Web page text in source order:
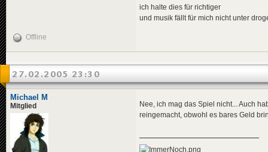
ich halte dies für richtiger
und musik fällt für mich nicht unter
Offline
27.02.2005 23:30
Michael M
Mitglied
Nee, ich mag das Spiel nicht... Auch
reingemacht, obwohl es bares Geld